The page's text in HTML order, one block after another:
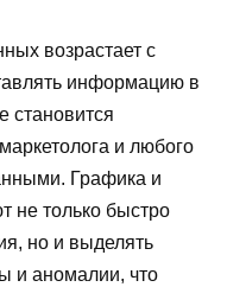
возрастает с
информацию в
становится
и любого
Графика и
не только быстро
но и выделять
и аномалии, что